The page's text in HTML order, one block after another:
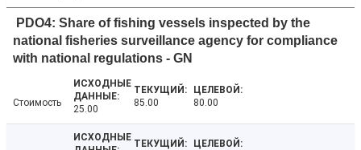
PDO4: Share of fishing vessels inspected by the
national fisheries surveillance agency for compliance
with national regulations - GN
Стоимость
25.00
85.00 80.00